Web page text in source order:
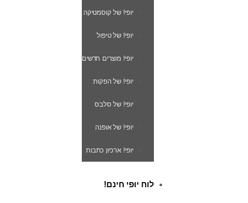
יופי! של קוסמטיקה
יופי! של טיפול
יופי! מוצרים חדשים
יופי! של הפקות
יופי! של סלבס
יופי! של אופנה
יופי! ארכיון כתבות
לוח יופי חינם!